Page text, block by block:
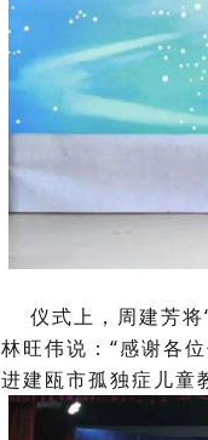
仪式上，周建芳将
林旺伟说：“感谢各
进建瓯市孤独症儿童